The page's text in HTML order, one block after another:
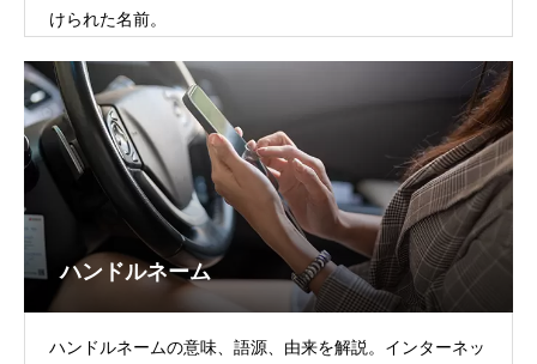
けられた名前。
ハンドルネーム
ハンドルネームの意味、語源、由来を解説。インターネッ